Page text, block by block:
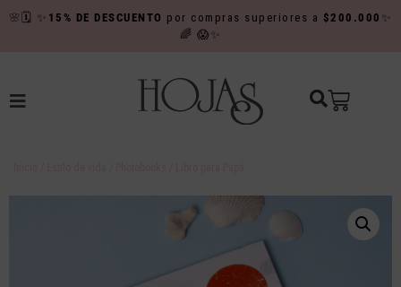
🌸 🗓️ ✨ 15% DE DESCUENTO por compras superiores a $200.000 ✨
🌈 😱✨